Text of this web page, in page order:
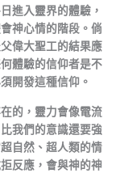
進入靈界的體驗，
神心情的階段。倘
偉大聖工的結果應
體驗的信仰者是不
開發這種信仰。
的，靈力會像電流
我們的意識還要強
自然、超人類的情
反應，會與神的神